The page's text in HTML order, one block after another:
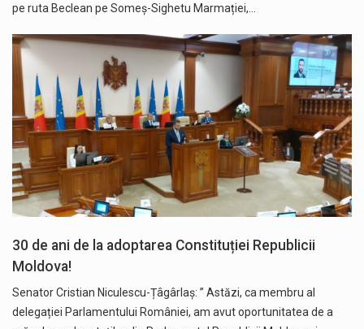
pe ruta Beclean pe Someș-Sighetu Marmației,…
30 de ani de la adoptarea Constituției Republicii
Moldova!
Senator Cristian Niculescu-Țâgârlaș: ” Astăzi, ca membru al
delegației Parlamentului României, am avut oportunitatea de a